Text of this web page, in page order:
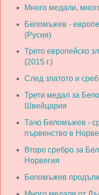
Много медали,
Беломъжев -
(Русия)
Трето европейско
(2015 г.)
След златото и
Трети медал за
Швейцария
Тачо Беломъжев -
първенство в
Второ сребро за
Норвегия
Беломъжев